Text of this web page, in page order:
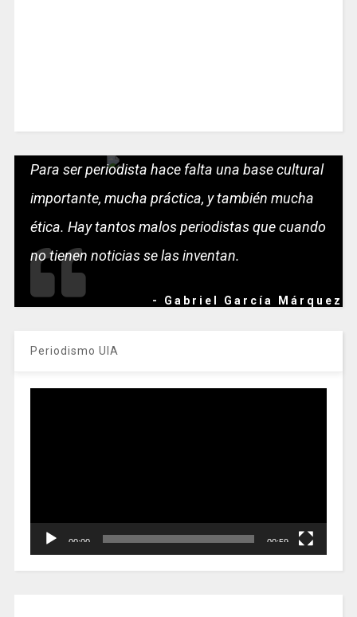
Para ser periodista hace falta una base cultural
importante, mucha práctica, y también mucha
ética. Hay tantos malos periodistas que cuando
no tienen noticias se las inventan.
- Gabriel García Márquez
Periodismo UIA
00:00 00:59